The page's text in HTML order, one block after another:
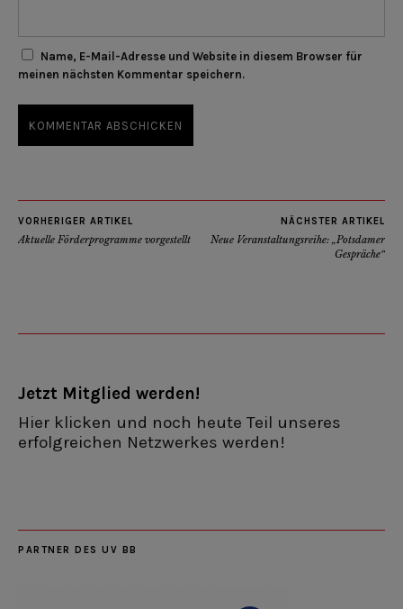
Name, E-Mail-Adresse und Website in diesem Browser für
meinen nächsten Kommentar speichern.
VORHERIGER ARTIKEL
Aktuelle Förderprogramme vorgestellt
NÄCHSTER ARTIKEL
Neue Veranstaltungsreihe: „Potsdamer
Gespräche“
Jetzt Mitglied werden!
Hier klicken und noch heute Teil unseres
erfolgreichen Netzwerkes werden!
PARTNER DES UV BB